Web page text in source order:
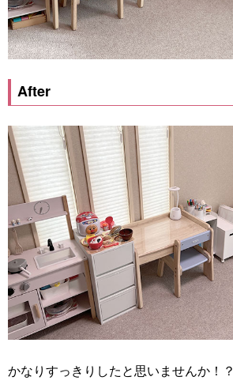
After
かなりすっきりしたと思いませんか！？